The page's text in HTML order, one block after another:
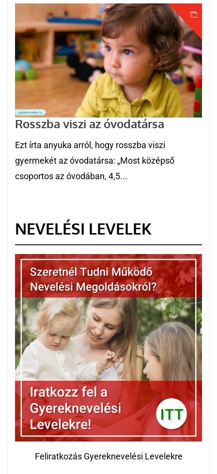
Rosszba viszi az óvodatársa
Ezt írta anyuka arról, hogy rosszba viszi
gyermekét az óvodatársa: „Most középső
csoportos az óvodában, 4,5...
NEVELÉSI LEVELEK
Feliratkozás Gyereknevelési Levelekre